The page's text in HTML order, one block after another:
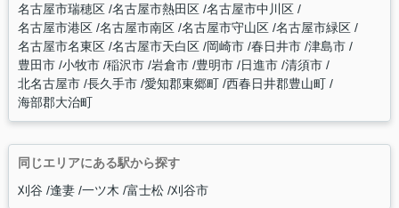
名古屋市瑞穂区 名古屋市熱田区 名古屋市中川区
名古屋市港区 名古屋市南区 名古屋市守山区 名古屋市緑区
名古屋市名東区 名古屋市天白区 岡崎市 春日井市 津島市
豊田市 小牧市 稲沢市 岩倉市 豊明市 日進市 清須市
北名古屋市 長久手市 愛知郡東郷町 西春日井郡豊山町
海部郡大治町
同じエリアにある駅から探す
刈谷 逢妻 一ツ木 富士松 刈谷市